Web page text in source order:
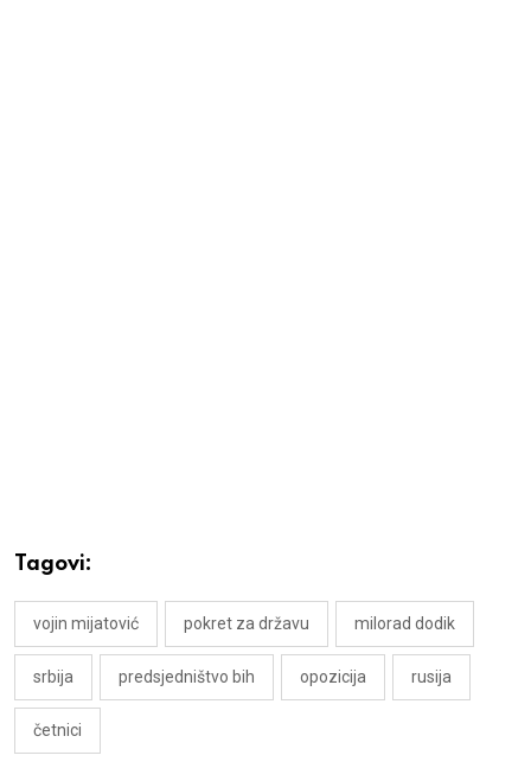
Tagovi:
vojin mijatović pokret za državu milorad dodik
srbija predsjedništvo bih opozicija rusija
četnici